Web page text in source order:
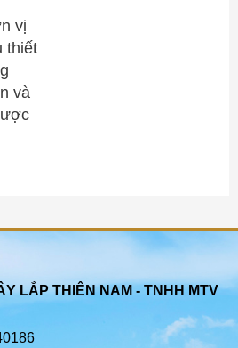
vị
thiết
và
LẮP THIÊN NAM - TNHH MTV